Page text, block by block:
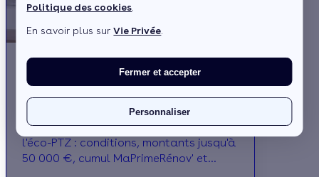
Politique des cookies
En savoir plus surVie Privée
Fermer et accepter
Personnaliser
Éco-PTZ et poêle à granulés : comment
financer votre projet en 2026 ?
Financer un poêle à granulés avec
l'éco-PTZ : conditions, montants jusqu'à
50 000 €, cumul MaPrimeRénov' et